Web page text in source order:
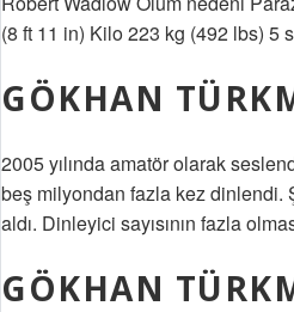
(8 ft 11 in) Kilo 223 kg (492 lbs) 5
GÖKHAN
2005 yılında amatör olarak
beş milyondan fazla kez dinlendi.
aldı. Dinleyici sayısının fazla
GÖKHAN